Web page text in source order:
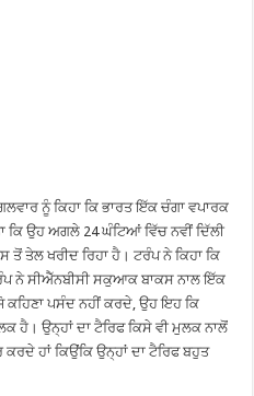
ਨੂੰ ਕਿਹਾ ਕਿ ਭਾਰਤ ਇੱਕ ਚੰਗਾ ਵਪਾਰਕ
ਕਿ ਉਹ ਅਗਲੇ 24 ਘੰਟਿਆਂ ਵਿੱਚ ਨਵੀਂ ਦਿੱਲੀ
ਤੋਂ ਤੇਲ ਖਰੀਦ ਰਿਹਾ ਹੈ। ਟਰੰਪ ਨੇ ਕਿਹਾ ਕਿ
ਨੇ ਸੀਐੱਨਬੀਸੀ ਸਕੁਆਕ ਬਾਕਸ ਨਾਲ ਇੱਕ
ਜੋ ਕਹਿਣਾ ਪਸੰਦ ਨਹੀਂ ਕਰਦੇ, ਉਹ ਇਹ ਕਿ
ਹੈ। ਉਨ੍ਹਾਂ ਦਾ ਟੈਰਿਫ ਕਿਸੇ ਵੀ ਮੁਲਕ ਨਾਲੋਂ
ਹਾਂ ਕਿਉਂਕਿ ਉਨ੍ਹਾਂ ਦਾ ਟੈਰਿਫ ਬਹੁਤ